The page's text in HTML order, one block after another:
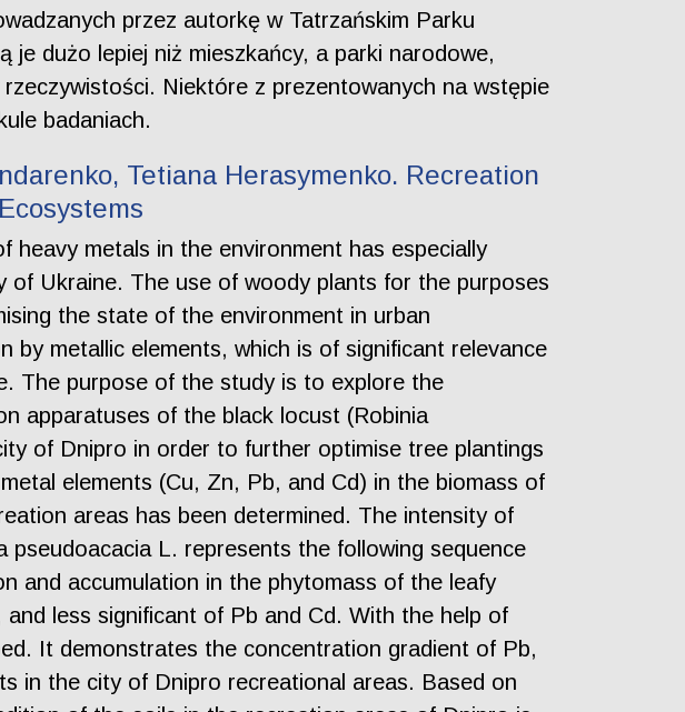
przez autorkę w Tatrzańskim Parku
je dużo lepiej niż mieszkańcy, a parki narodowe,
Niektóre z prezentowanych na wstępie
badaniach.
Tetiana Herasymenko. Recreation
metals in the environment has especially
Ukraine. The use of woody plants for the purposes
the state of the environment in urban
metallic elements, which is of significant relevance
The purpose of the study is to explore the
apparatuses of the black locust (Robinia
of Dnipro in order to further optimise tree plantings
elements (Cu, Zn, Pb, and Cd) in the biomass of
areas has been determined. The intensity of
L. represents the following sequence
and accumulation in the phytomass of the leafy
less significant of Pb and Cd. With the help of
It demonstrates the concentration gradient of Pb,
in the city of Dnipro recreational areas. Based on